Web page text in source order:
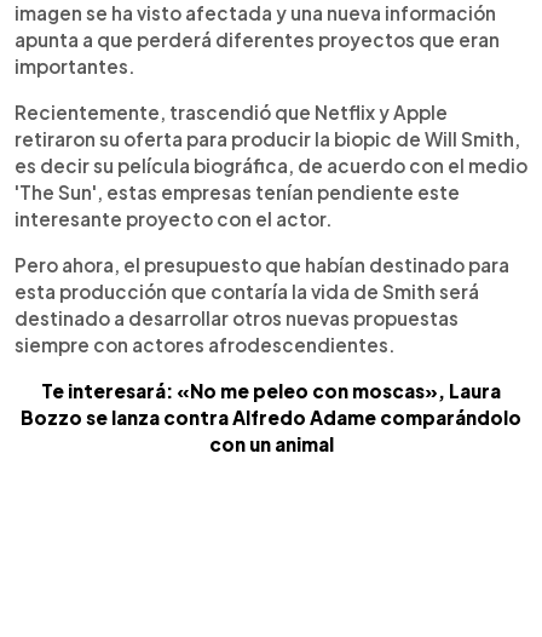
imagen se ha visto afectada y una nueva información
apunta a que perderá diferentes proyectos que eran
importantes.
Recientemente, trascendió que Netflix y Apple
retiraron su oferta para producir la biopic de Will Smith,
es decir su película biográfica, de acuerdo con el medio
'The Sun', estas empresas tenían pendiente este
interesante proyecto con el actor.
Pero ahora, el presupuesto que habían destinado para
esta producción que contaría la vida de Smith será
destinado a desarrollar otros nuevas propuestas
siempre con actores afrodescendientes.
Te interesará: «No me peleo con moscas», Laura
Bozzo se lanza contra Alfredo Adame comparándolo
con un animal